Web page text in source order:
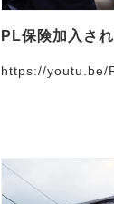
PL保険加入さ